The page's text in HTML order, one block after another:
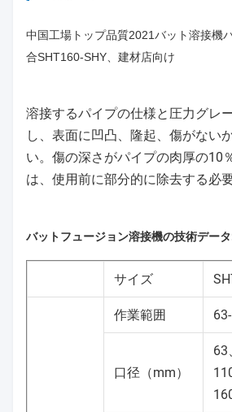
中国工場トップ品質2021バット溶接機
合SHT160-SHY、建材店向け
溶接するパイプの仕様と圧力グレ
し、表面に凹凸、隆起、傷がない
い。傷の深さがパイプの肉厚の10
は、使用前に部分的に除去する必
バットフュージョン溶接機の技術デー
サイズ
作業範囲
口径（mm）
63